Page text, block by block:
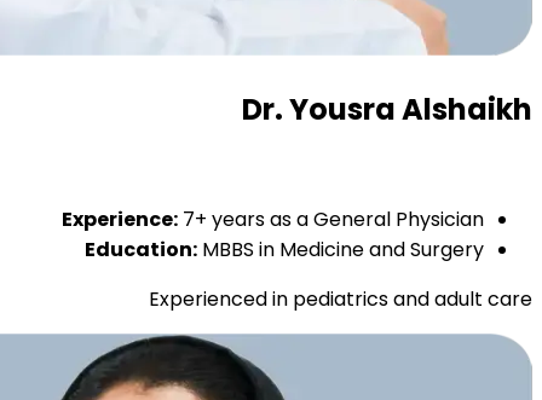
Dr. Yousra Alshaikh
Experience: 7+ years as a General Physician
Education: MBBS in Medicine and Surgery
Experienced in pediatrics and adult care